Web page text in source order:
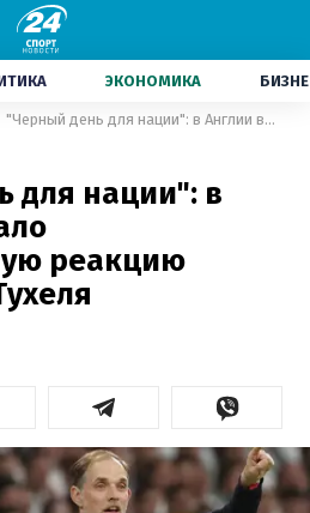
ЭКОНОМИКА
"Черный день для нации": в Англии вызвало неоднозначную реакцию назначение Тухеля
для нации": в
реакцию